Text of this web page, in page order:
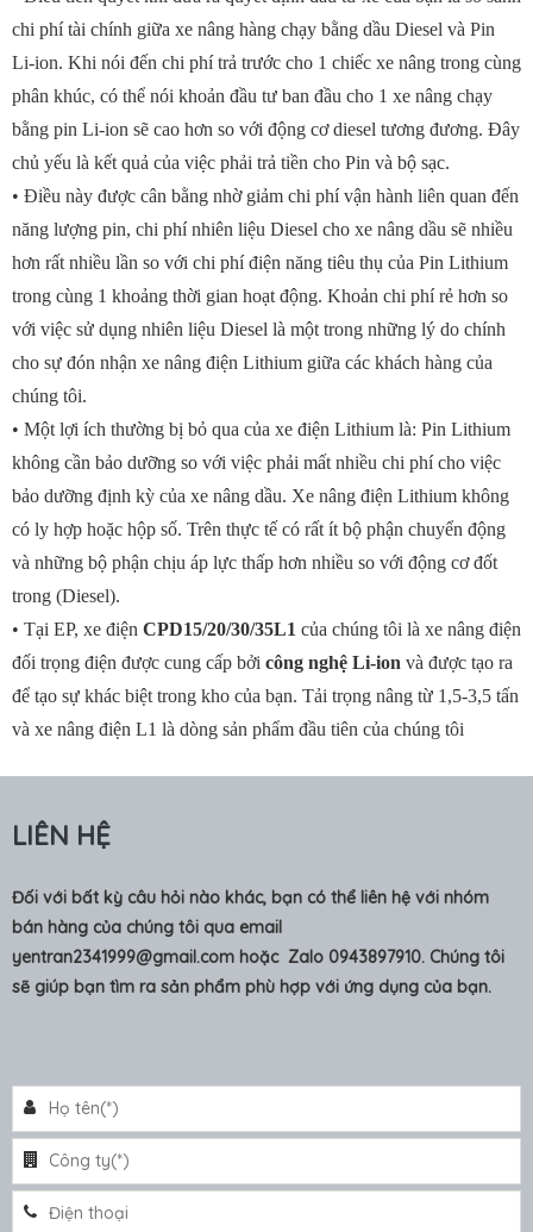
chi phí tài chính giữa xe nâng hàng chạy bằng dầu Diesel và Pin
Li-ion. Khi nói đến chi phí trả trước cho 1 chiếc xe nâng trong cùng
phân khúc, có thể nói khoản đầu tư ban đầu cho 1 xe nâng chạy
bằng pin Li-ion sẽ cao hơn so với động cơ diesel tương đương. Đây
chủ yếu là kết quả của việc phải trả tiền cho Pin và bộ sạc.
• Điều này được cân bằng nhờ giảm chi phí vận hành liên quan đến
năng lượng pin, chi phí nhiên liệu Diesel cho xe nâng dầu sẽ nhiều
hơn rất nhiều lần so với chi phí điện năng tiêu thụ của Pin Lithium
trong cùng 1 khoảng thời gian hoạt động. Khoản chi phí rẻ hơn so
với việc sử dụng nhiên liệu Diesel là một trong những lý do chính
cho sự đón nhận xe nâng điện Lithium giữa các khách hàng của
chúng tôi.
• Một lợi ích thường bị bỏ qua của xe điện Lithium là: Pin Lithium
không cần bảo dưỡng so với việc phải mất nhiều chi phí cho việc
bảo dưỡng định kỳ của xe nâng dầu. Xe nâng điện Lithium không
có ly hợp hoặc hộp số. Trên thực tế có rất ít bộ phận chuyển động
và những bộ phận chịu áp lực thấp hơn nhiều so với động cơ đốt
trong (Diesel).
• Tại EP, xe điện CPD15/20/30/35L1 của chúng tôi là xe nâng điện
đối trọng điện được cung cấp bởi công nghệ Li-ion và được tạo ra
để tạo sự khác biệt trong kho của bạn. Tải trọng nâng từ 1,5-3,5 tấn
và xe nâng điện L1 là dòng sản phẩm đầu tiên của chúng tôi
LIÊN HỆ
Đối với bất kỳ câu hỏi nào khác, bạn có thể liên hệ với nhóm
bán hàng của chúng tôi qua email
yentran2341999@gmail.com hoặc Zalo 0943897910. Chúng tôi
sẽ giúp bạn tìm ra sản phẩm phù hợp với ứng dụng của bạn.